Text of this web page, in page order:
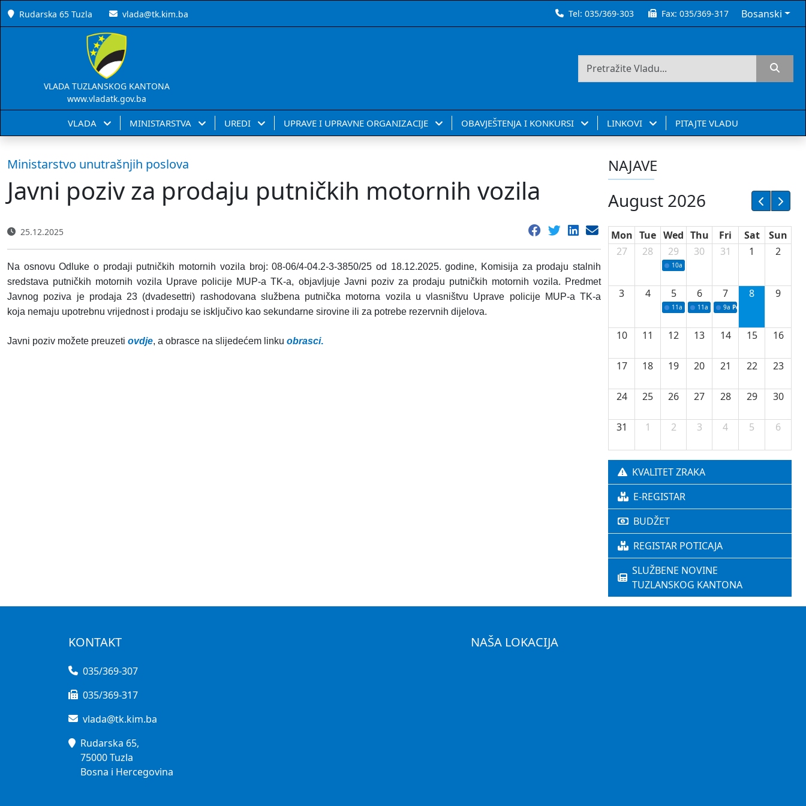
Rudarska 65 Tuzla vlada@tk.kim.ba Tel:035/369-303 Fax:035/369-317 Bosanski
VLADA TUZLANSKOG KANTONA
www.vladatk.gov.ba
VLADA MINISTARSTVA UREDI UPRAVE I UPRAVNE ORGANIZACIJE OBAVJEŠTENJA I KONKURSI LINKOVI PITAJTE VLADU
Ministarstvo unutrašnjih poslova
Javni poziv za prodaju putničkih motornih vozila
25.12.2025
Na osnovu Odluke o prodaji putničkih motornih vozila broj: 08-06/4-04.2-3-3850/25 od 18.12.2025. godine, Komisija za prodaju stalnih
sredstava putničkih motornih vozila Uprave policije MUP-a TK-a, objavljuje Javni poziv za prodaju putničkih motornih vozila. Predmet
Javnog poziva je prodaja 23 (dvadesettri) rashodovana službena putnička motorna vozila u vlasništvu Uprave policije MUP-a TK-a
koja nemaju upotrebnu vrijednost i prodaju se isključivo kao sekundarne sirovine ili za potrebe rezervnih dijelova.
Javni poziv možete preuzeti ovdje, a obrasce na slijedećem linku obrasci.
NAJAVE
August 2026
Mon Tue Wed Thu Fri Sat
Sun
27
28 29
10a Potpisivanje ugovora sa neprofitnim
30 31 1 2
3 4 5
11a Potpisivanje ugovora o stipendijama
6
11a Podrška razvoju vodne
7
9a Početak izgradnje nove
8 9
10 11 12 13 14 15 16
17 18 19 20 21 22 23
24 25 26 27 28 29 30
31 1 2 3 4 5 6
KVALITET ZRAKA
E-REGISTAR
BUDŽET
REGISTAR POTICAJA
SLUŽBENE NOVINE
TUZLANSKOG KANTONA
KONTAKT
035/369-307
035/369-317
vlada@tk.kim.ba
Rudarska 65,
75000 Tuzla
Bosna i Hercegovina
NAŠA LOKACIJA